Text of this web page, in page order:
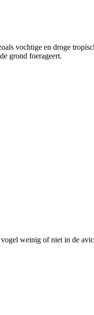
vochtige en droge
grond foerageert.
weinig of niet in de